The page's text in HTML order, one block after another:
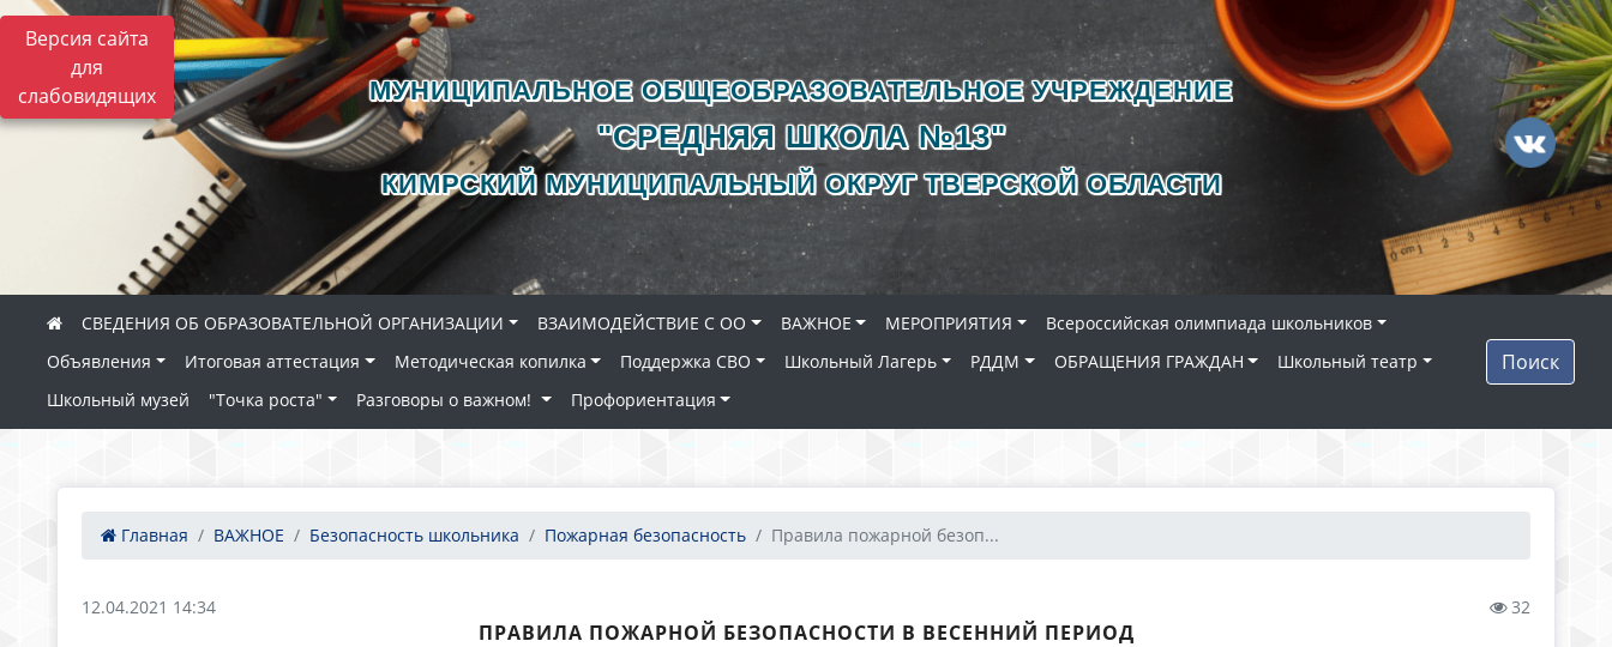
Версия сайта
для
слабовидящих
МУНИЦИПАЛЬНОЕ ОБЩЕОБРАЗОВАТЕЛЬНОЕ УЧРЕЖДЕНИЕ
"СРЕДНЯЯ ШКОЛА №13"
КИМРСКИЙ МУНИЦИПАЛЬНЫЙ ОКРУГ ТВЕРСКОЙ ОБЛАСТИ
СВЕДЕНИЯ ОБ ОБРАЗОВАТЕЛЬНОЙ ОРГАНИЗАЦИИ ВЗАИМОДЕЙСТВИЕ С ОО ВАЖНОЕ МЕРОПРИЯТИЯ
Всероссийская олимпиада школьников
Объявления
Итоговая аттестация Методическая копилка Поддержка СВО Школьный Лагерь РДДМ ОБРАЩЕНИЯ ГРАЖДАН
Школьный театр
Школьный музей
"Точка роста" Разговоры о важном! Профориентация
Поиск
Главная ВАЖНОЕ Безопасность школьника Пожарная безопасность Правила пожарной безоп...
12.04.2021 14:34 32
ПРАВИЛА ПОЖАРНОЙ БЕЗОПАСНОСТИ В ВЕСЕННИЙ ПЕРИОД